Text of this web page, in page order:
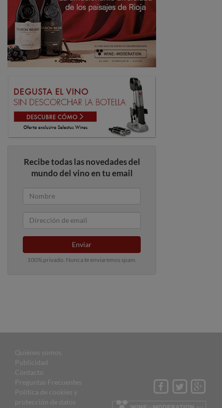
Recibe todas las novedades del
mundo del vino en tu email
Enviar
100% privado. Nunca te enviaremos spam.
Quiénes somos
Publicidad
Contacto
Preguntas Frecuentes
Política de cookies y
protección de datos